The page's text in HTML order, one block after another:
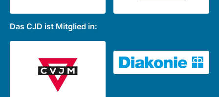
Das CJD ist Mitglied in: